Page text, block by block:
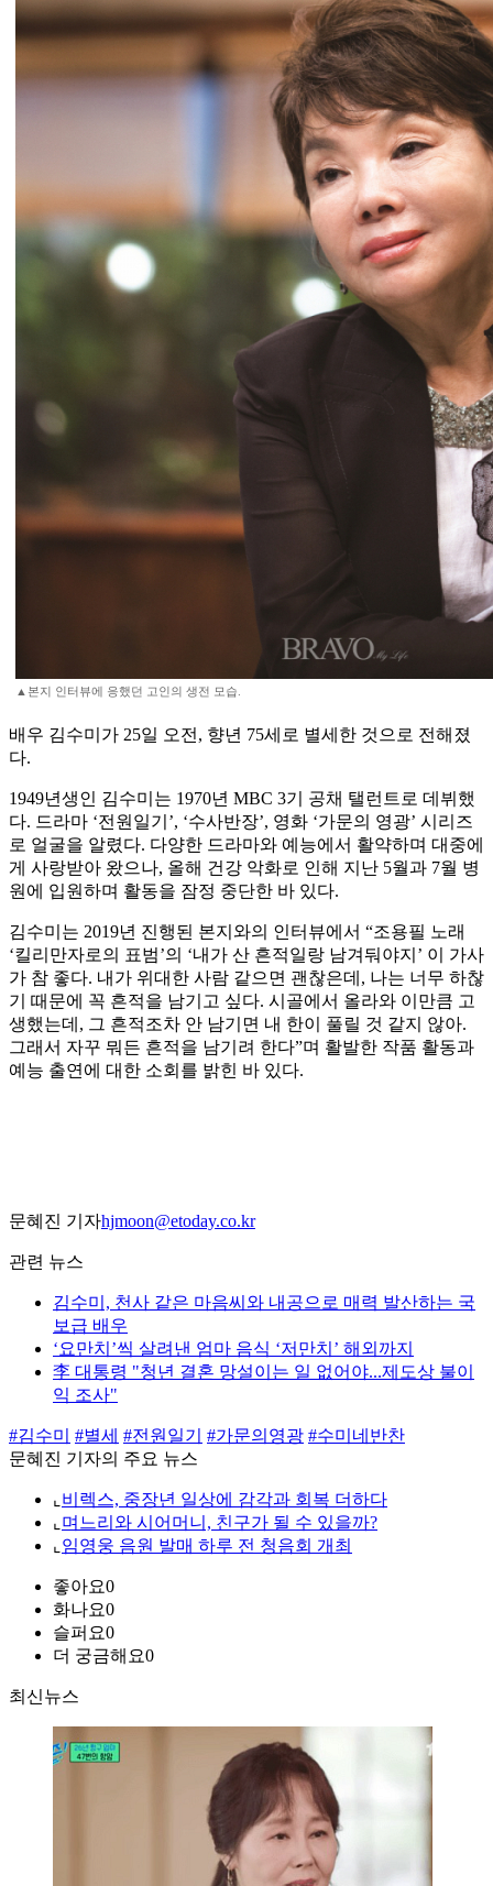
▲본지 인터뷰에 응했던 고인의 생전 모습.
배우 김수미가 25일 오전, 향년 75세로 별세한 것으로 전해졌
다.
1949년생인 김수미는 1970년 MBC 3기 공채 탤런트로 데뷔했
다. 드라마 ‘전원일기’, ‘수사반장’, 영화 ‘가문의 영광’ 시리즈
로 얼굴을 알렸다. 다양한 드라마와 예능에서 활약하며 대중에
게 사랑받아 왔으나, 올해 건강 악화로 인해 지난 5월과 7월 병
원에 입원하며 활동을 잠정 중단한 바 있다.
김수미는 2019년 진행된 본지와의 인터뷰에서 “조용필 노래
‘킬리만자로의 표범’의 ‘내가 산 흔적일랑 남겨둬야지’ 이 가사
가 참 좋다. 내가 위대한 사람 같으면 괜찮은데, 나는 너무 하찮
기 때문에 꼭 흔적을 남기고 싶다. 시골에서 올라와 이만큼 고
생했는데, 그 흔적조차 안 남기면 내 한이 풀릴 것 같지 않아.
그래서 자꾸 뭐든 흔적을 남기려 한다”며 활발한 작품 활동과
예능 출연에 대한 소회를 밝힌 바 있다.
문혜진 기자hjmoon@etoday.co.kr
관련 뉴스
김수미, 천사 같은 마음씨와 내공으로 매력 발산하는 국
보급 배우
‘요만치’씩 살려낸 엄마 음식 ‘저만치’ 해외까지
李 대통령 "청년 결혼 망설이는 일 없어야...제도상 불이
익 조사"
#김수미 #별세 #전원일기 #가문의영광 #수미네반찬
문혜진 기자의 주요 뉴스
⌞ 비렉스, 중장년 일상에 감각과 회복 더하다
⌞ 며느리와 시어머니, 친구가 될 수 있을까?
⌞ 임영웅 음원 발매 하루 전 청음회 개최
좋아요0
화나요0
슬퍼요0
더 궁금해요0
최신뉴스